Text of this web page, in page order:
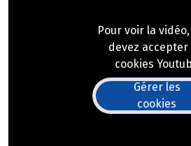
Pour voir la
devez accepter
cookies
Gérer les
cookies